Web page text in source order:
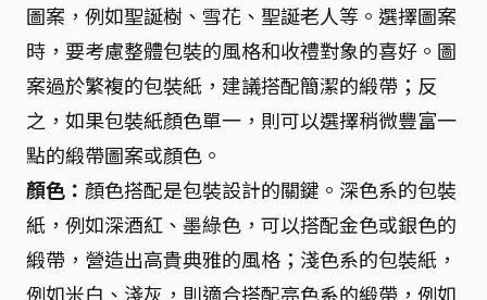
圖案，例如聖誕樹、雪花、聖誕老人等。選擇圖案
時，要考慮整體包裝的風格和收禮對象的喜好。圖
案過於繁複的包裝紙，建議搭配簡潔的緞帶；反
之，如果包裝紙顏色單一，則可以選擇稍微豐富一
點的緞帶圖案或顏色。
顏色： 顏色搭配是包裝設計的關鍵。深色系的包裝
紙，例如深酒紅、墨綠色，可以搭配金色或銀色的
緞帶，營造出高貴典雅的風格；淺色系的包裝紙，
例如米白、淺灰，則適合搭配亮色系的緞帶，例如